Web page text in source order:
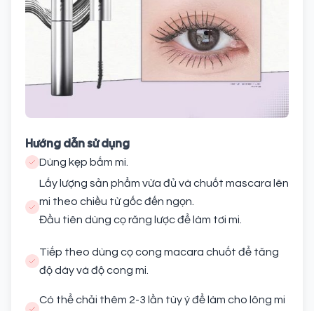
Hướng dẫn sử dụng
Dùng kẹp bấm mi.
Lấy lượng sản phẩm vừa đủ và chuốt mascara lên
mi theo chiều từ gốc đến ngọn.
Đầu tiên dùng cọ răng lược để làm tơi mi.
Tiếp theo dùng cọ cong macara chuốt để tăng
độ dày và độ cong mi.
Có thể chải thêm 2-3 lần tùy ý để làm cho lông mi